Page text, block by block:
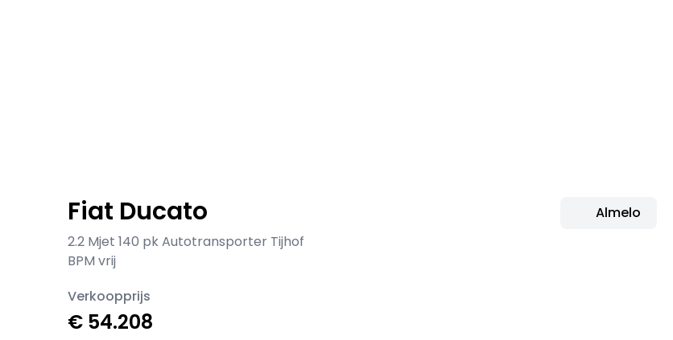
Fiat Ducato
2.2 Mjet 140 pk Autotransporter Tijhof
BPM vrij
Almelo
Verkoopprijs
€ 54.208